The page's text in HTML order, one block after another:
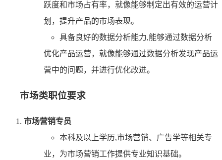
跃度和市场占有率，就像能够制定出有效的运营计
划，提升产品的市场表现。
具备良好的数据分析能力,能够通过数据分析
优化产品运营，就像能够通过数据分析发现产品运
营中的问题，并进行优化改进。
市场类职位要求
市场营销专员
本科及以上学历,市场营销、广告学等相关专
业，为市场营销工作提供专业知识基础。